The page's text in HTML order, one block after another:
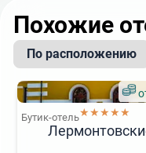
Похожие
По расположению
Бутик-отель★★★★★